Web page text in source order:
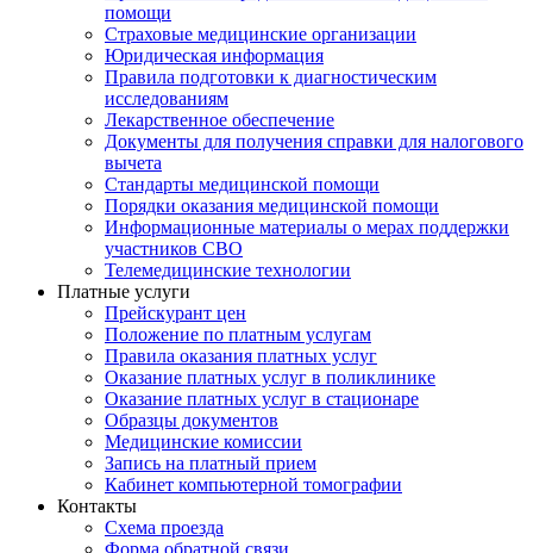
помощи
Страховые медицинские организации
Юридическая информация
Правила подготовки к диагностическим
исследованиям
Лекарственное обеспечение
Документы для получения справки для налогового
вычета
Стандарты медицинской помощи
Порядки оказания медицинской помощи
Информационные материалы о мерах поддержки
участников СВО
Телемедицинские технологии
Платные услуги
Прейскурант цен
Положение по платным услугам
Правила оказания платных услуг
Оказание платных услуг в поликлинике
Оказание платных услуг в стационаре
Образцы документов
Медицинские комиссии
Запись на платный прием
Кабинет компьютерной томографии
Контакты
Схема проезда
Форма обратной связи